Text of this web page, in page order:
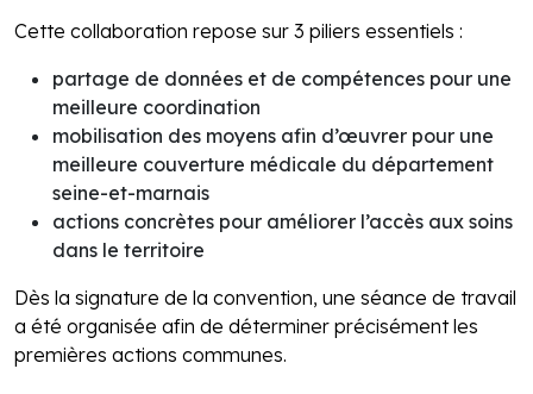
Cette collaboration repose sur 3 piliers essentiels :
partage de données et de compétences pour une
meilleure coordination
mobilisation des moyens afin d’œuvrer pour une
meilleure couverture médicale du département
seine-et-marnais
actions concrètes pour améliorer l’accès aux soins
dans le territoire
Dès la signature de la convention, une séance de travail
a été organisée afin de déterminer précisément les
premières actions communes.